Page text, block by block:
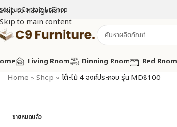
Skip to navigation
Skip to main content
usContact UsShop
Living Room Dinning Room Bed Room
Home » Shop » โต๊ะไม้ 4 องค์ประกอบ รุ่น MD8100
ขายหมดแล้ว